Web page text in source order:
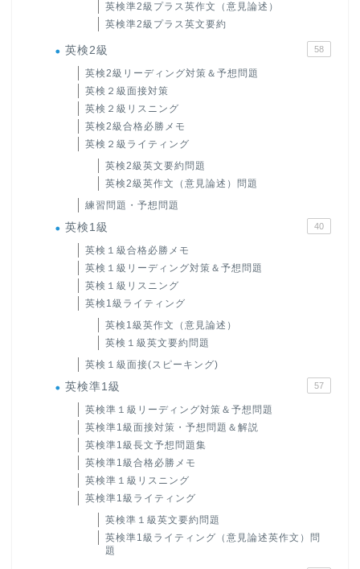
英検準2級プラス英作文（意見論述）
英検準2級プラス英文要約
英検2級 58
英検2級リーディング対策＆予想問題
英検２級面接対策
英検２級リスニング
英検2級合格必勝メモ
英検２級ライティング
英検2級英文要約問題
英検2級英作文（意見論述）問題
練習問題・予想問題
英検1級 40
英検１級合格必勝メモ
英検１級リーディング対策＆予想問題
英検１級リスニング
英検1級ライティング
英検1級英作文（意見論述）
英検１級英文要約問題
英検１級面接(スピーキング)
英検準1級 57
英検準１級リーディング対策＆予想問題
英検準1級面接対策・予想問題＆解説
英検準1級長文予想問題集
英検準1級合格必勝メモ
英検準１級リスニング
英検準1級ライティング
英検準１級英文要約問題
英検準1級ライティング（意見論述英作文）問
題